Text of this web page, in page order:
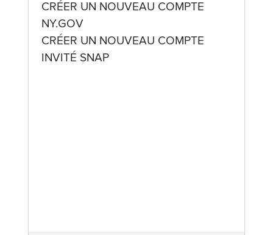
CRÉER UN NOUVEAU COMPTE
NY.GOV
CRÉER UN NOUVEAU COMPTE
INVITÉ SNAP